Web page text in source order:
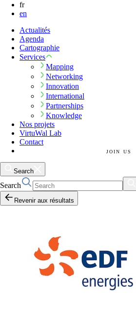
fr
en
Actualités
Agenda
Cartographie
Services
Mapping
Networking
Innovation
International
Partnerships
Knowledge
Nos projets
VirtuWal Lab
Contact
JOIN US
Search
Search
Revenir aux résultats